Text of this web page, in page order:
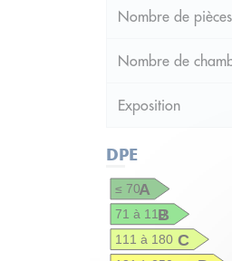
Nombre de pièces
Nombre de
Exposition
DPE
A
≤ 70
B
71 à 110
C
111 à 180